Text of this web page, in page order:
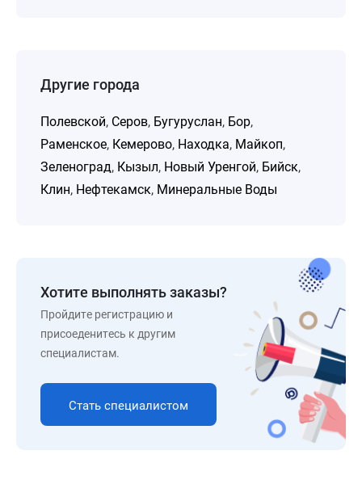
Другие города
Полевской, Серов, Бугуруслан, Бор,
Раменское, Кемерово, Находка, Майкоп,
Зеленоград, Кызыл, Новый Уренгой, Бийск,
Клин, Нефтекамск, Минеральные Воды
Хотите выполнять заказы?
Пройдите регистрацию и
присоеденитесь к другим
специалистам.
Стать специалистом